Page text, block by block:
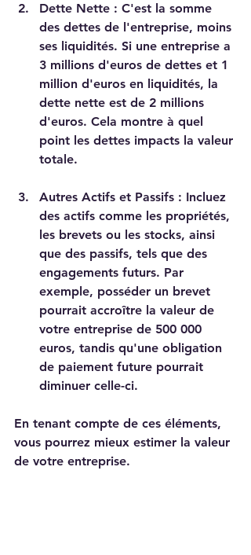
Dette Nette : C'est la somme
des dettes de l'entreprise, moins
ses liquidités. Si une entreprise a
3 millions d'euros de dettes et 1
million d'euros en liquidités, la
dette nette est de 2 millions
d'euros. Cela montre à quel
point les dettes impacts la valeur
totale.
Autres Actifs et Passifs : Incluez
des actifs comme les propriétés,
les brevets ou les stocks, ainsi
que des passifs, tels que des
engagements futurs. Par
exemple, posséder un brevet
pourrait accroître la valeur de
votre entreprise de 500 000
euros, tandis qu'une obligation
de paiement future pourrait
diminuer celle-ci.
En tenant compte de ces éléments,
vous pourrez mieux estimer la valeur
de votre entreprise.